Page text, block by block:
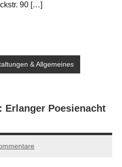
90 […]
& Allgemeines
Poesienacht